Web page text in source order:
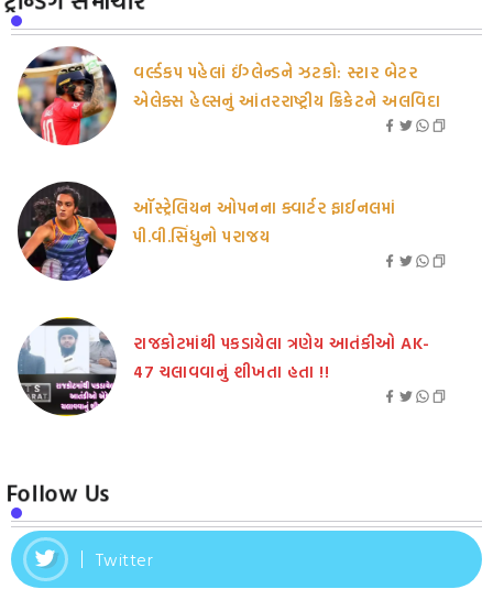
વર્લ્ડકપ પહેલાં ઈંગ્લેન્ડને ઝટકો: સ્ટાર બેટર
એલેક્સ હેલ્સનું આંતરરાષ્ટ્રીય ક્રિકેટને અલવિદા
ઑસ્ટ્રેલિયન ઓપનના ક્વાર્ટર ફાઈનલમાં
પી.વી.સિંધુનો પરાજય
રાજકોટમાંથી પકડાયેલા ત્રણેય આતંકીઓ AK-
47 ચલાવવાનું શીખતા હતા !!
Follow Us
Twitter